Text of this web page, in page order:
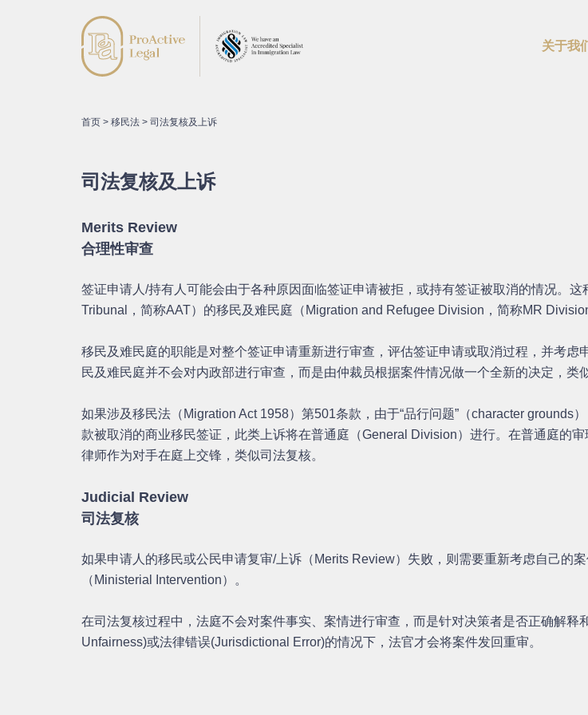
关于我
首页 > 移民法 > 司法复核及上诉
司法复核及上诉
Merits Review
合理性审查
签证申请人/持有人可能会由于各种原因面临签证申请被拒，或持有签证被取消的情况。
Tribunal，简称AAT）的移民及难民庭（Migration and Refugee Division，简称MR
移民及难民庭的职能是对整个签证申请重新进行审查，评估签证申请或取消过程，并考
民及难民庭并不会对内政部进行审查，而是由仲裁员根据案件情况做一个全新的决定，类
如果涉及移民法（Migration Act 1958）第501条款，由于“品行问题”（character
款被取消的商业移民签证，此类上诉将在普通庭（General Division）进行。在普通庭的
律师作为对手在庭上交锋，类似司法复核。
Judicial Review
司法复核
如果申请人的移民或公民申请复审/上诉（Merits Review）失败，则需要重新考虑自己的
（Ministerial Intervention）。
在司法复核过程中，法庭不会对案件事实、案情进行审查，而是针对决策者是否正确解
Unfairness)或法律错误(Jurisdictional Error)的情况下，法官才会将案件发回重审。